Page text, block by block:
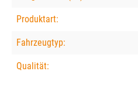
Produktart:
Fahrzeugtyp:
Qualität: